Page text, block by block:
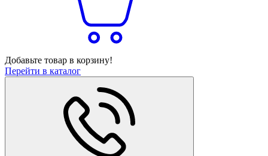
Добавьте товар в корзину!
Перейти в каталог